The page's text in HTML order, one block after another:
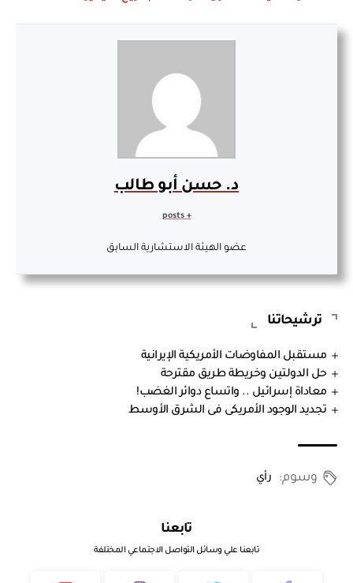
د. حسن أبو طالب
عضو الهيئة الاستشارية السابق
ترشيحاتنا
مستقبل المفاوضات الأمريكية الإيرانية
حل الدولتين وخريطة طريق مقترحة
معاداة إسرائيل .. واتساع دوائر الغضب!
تجديد الوجود الأمريكى فى الشرق الأوسط
وسوم: رأي
تابعنا
تابعنا علي وسائل التواصل الاجتماعي المختلفة